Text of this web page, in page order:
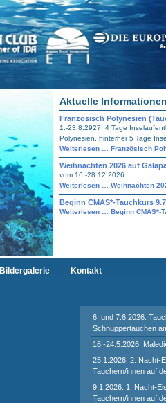
Aktuelle Informationen
Französisch Polynesien
1.-23.8.2927: 4 Tage
Polynesien, hinterher 5 Tage
Weiterlesen … Französisch
Weihnachten 2026 auf
vom 16.-28.12.2026
Weiterlesen … Weihnachten
Beginn CMAS*-Tauchkurs
Weiterlesen … Beginn CMAS*-
Bildergalerie Kontakt
6. und 7.6.2026:
Schnuppertauchen
16.-24.5.2026:
25.1.2026: 2. Nacht-
Tauchern/innen auf
9.1.2026: 1. Nacht-
Tauchern/innen auf